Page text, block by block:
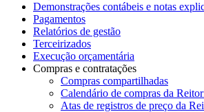
Demonstrações contábeis e notas
Pagamentos
Relatórios de gestão
Terceirizados
Execução orçamentária
Compras e contratações
Compras compartilhadas
Calendário de compras da
Atas de registros de preço da